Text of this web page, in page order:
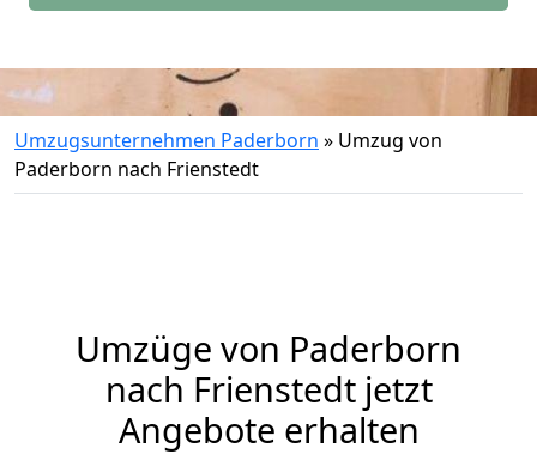
Umzugsunternehmen Paderborn » Umzug von
Paderborn nach Frienstedt
Umzüge von Paderborn
nach Frienstedt jetzt
Angebote erhalten